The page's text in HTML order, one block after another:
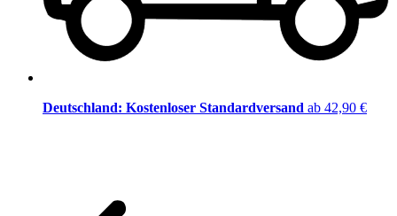
Deutschland: Kostenloser Standardversand ab 42,90 €